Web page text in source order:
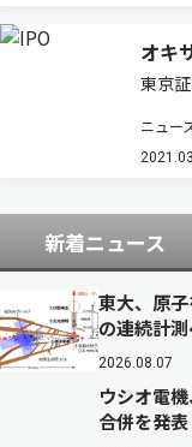
オキ
東京
社は
た（
ニュー
新着ニュース
東大、原
の連続計
2026.08.07
ウシオ電
合併を発表